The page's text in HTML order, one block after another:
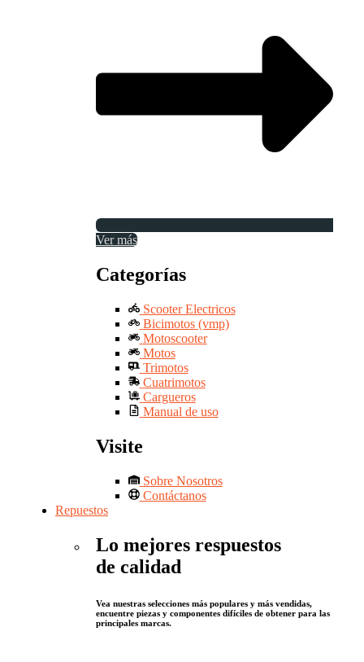
Ver más
Categorías
Scooter Electricos
Bicimotos (vmp)
Motoscooter
Motos
Trimotos
Cuatrimotos
Cargueros
Manual de uso
Visite
Sobre Nosotros
Contáctanos
Repuestos
Lo mejores respuestos
de calidad
Vea nuestras selecciones más populares y más vendidas,
encuentre piezas y componentes difíciles de obtener para las
principales marcas.